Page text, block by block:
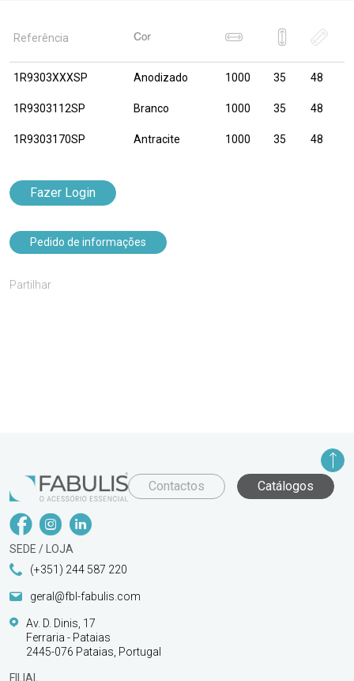
Referência
1R9303XXXSP Anodizado 1000 35 48
1R9303112SP Branco 1000 35 48
1R9303170SP Antracite 1000 35 48
Fazer Login
Pedido de informações
Partilhar
Contactos Catálogos
SEDE / LOJA
(+351) 244 587 220
geral@fbl-fabulis.com
Av. D. Dinis, 17
Ferraria - Pataias
2445-076 Pataias, Portugal
FILIAL